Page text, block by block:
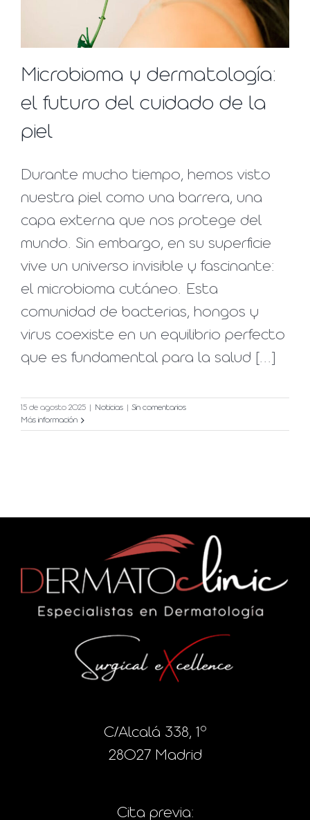
Microbioma y dermatología:
el futuro del cuidado de la
piel
Durante mucho tiempo, hemos visto
nuestra piel como una barrera, una
capa externa que nos protege del
mundo. Sin embargo, en su superficie
vive un universo invisible y fascinante:
el microbioma cutáneo. Esta
comunidad de bacterias, hongos y
virus coexiste en un equilibrio perfecto
que es fundamental para la salud [...]
15 de agosto 2025 Noticias
Sin comentarios
Más información
C/Alcalá 338, 1º
28027 Madrid
Cita previa: